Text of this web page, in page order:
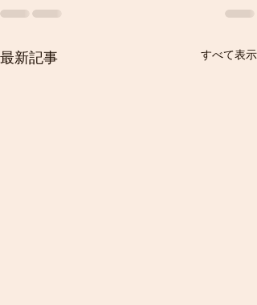
最新記事 すべて表示